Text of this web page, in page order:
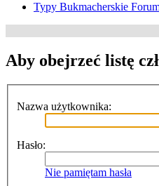
Typy Bukmacherskie
Aby obejrzeć listę
Nazwa użytkownika:
Hasło:
Nie pamiętam hasła